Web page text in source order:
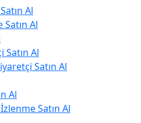
Al
Al
Satın Al
Satın Al
Al
Satın Al